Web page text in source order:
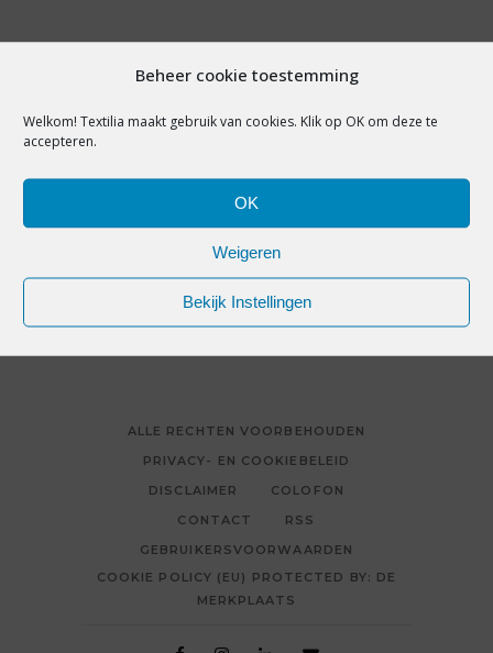
Beheer cookie toestemming
Welkom! Textilia maakt gebruik van cookies. Klik op OK om deze te
accepteren.
OK
Weigeren
Bekijk Instellingen
ontvangt een link via e-mail om een nieuw
wachtwoord in te stellen.
Gebruikersnaam of e-mailadres
RESET WACHTWOORD
ALLE RECHTEN VOORBEHOUDEN
PRIVACY- EN COOKIEBELEID
DISCLAIMER
COLOFON
CONTACT
RSS
GEBRUIKERSVOORWAARDEN
COOKIE POLICY (EU) PROTECTED BY: DE
MERKPLAATS